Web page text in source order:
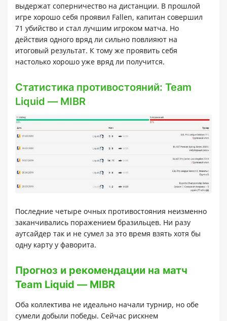
выдержат соперничество на дистанции. В прошлой
игре хорошо себя проявил Fallen, капитан совершил
71 убийство и стал лучшим игроком матча. Но
действия одного вряд ли сильно повлияют на
итоговый результат. К тому же проявить себя
настолько хорошо уже вряд ли получится.
Статистика противостояний: Team
Liquid — MIBR
Последние четыре очных противостояния неизменно
заканчивались поражением бразильцев. Ни разу
аутсайдер так и не сумел за это время взять хотя бы
одну карту у фаворита.
Прогноз и рекомендации на матч
Team Liquid — MIBR
Оба коллектива не идеально начали турнир, но обе
сумели добыли победы. Сейчас рискнем